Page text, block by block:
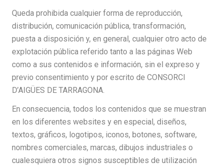
Queda prohibida cualquier forma de reproducción,
distribución, comunicación pública, transformación,
puesta a disposición y, en general, cualquier otro acto de
explotación pública referido tanto a las páginas Web
como a sus contenidos e información, sin el expreso y
previo consentimiento y por escrito de CONSORCI
D’AIGÜES DE TARRAGONA.
En consecuencia, todos los contenidos que se muestran
en los diferentes websites y en especial, diseños,
textos, gráficos, logotipos, iconos, botones, software,
nombres comerciales, marcas, dibujos industriales o
cualesquiera otros signos susceptibles de utilización